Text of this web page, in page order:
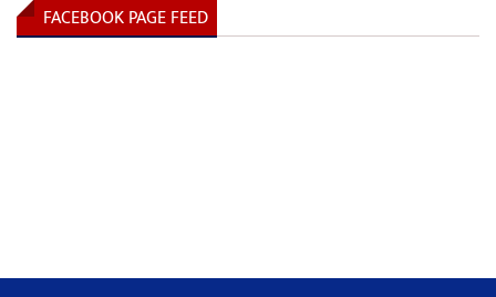
FACEBOOK PAGE FEED